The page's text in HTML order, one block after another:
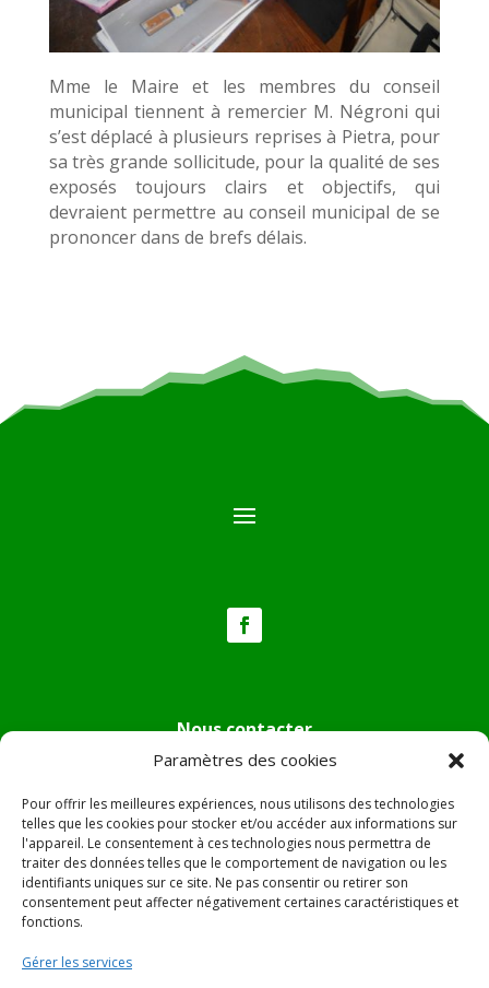
Paramètres des cookies
Pour offrir les meilleures expériences, nous utilisons des technologies
telles que les cookies pour stocker et/ou accéder aux informations sur
l'appareil. Le consentement à ces technologies nous permettra de
traiter des données telles que le comportement de navigation ou les
identifiants uniques sur ce site. Ne pas consentir ou retirer son
consentement peut affecter négativement certaines caractéristiques et
fonctions.
Gérer les services
Mme le Maire et les membres du conseil
municipal tiennent à remercier M. Négroni qui
s’est déplacé à plusieurs reprises à Pietra, pour
sa très grande sollicitude, pour la qualité de ses
exposés toujours clairs et objectifs, qui
devraient permettre au conseil municipal de se
prononcer dans de brefs délais.
Nous contacter
Tél :04.95.36.24.02
Mail:
mairie.pietradiverde@wanadoo.fr
Adresse :Hôtel de ville de Pietra di Verde
Le village
20230 Pietra di Verde
© 2022 Mairie de Pietra Di Verde – Réalisation